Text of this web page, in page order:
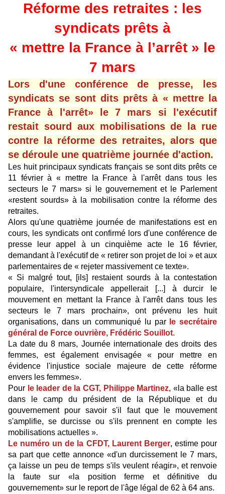
Réforme des retraites : les
syndicats prêts à
« mettre la France à l’arrêt » le
7 mars
Lors d'une conférence de presse, les
syndicats se sont dits prêts à « mettre la
France à l'arrêt» le 7 mars si l'exécutif
restait sourd aux mobilisations de la rue
contre la réforme des retraites, alors que
se déroule une quatrième journée d'action.
Les huit principaux syndicats français se sont dits prêts ce
11 février à « mettre la France à l'arrêt dans tous les
secteurs le 7 mars» si le gouvernement et le Parlement
«restent sourds» à la mobilisation contre la réforme des
retraites.
Alors qu'une quatrième journée de manifestations est en
cours, les syndicats ont confirmé lors d'une conférence de
presse leur appel à un cinquième acte le 16 février,
demandant à l'exécutif de « retirer son projet de loi » et aux
parlementaires de « rejeter massivement ce texte».
« Si malgré tout, [ils] restaient sourds à la contestation
populaire, l'intersyndicale appellerait [...] à durcir le
mouvement en mettant la France à l'arrêt dans tous les
secteurs le 7 mars prochain», ont prévenu les huit
organisations, dans un communiqué lu par le secrétaire
général de Force ouvrière, Frédéric Souillot.
La date du 8 mars, Journée internationale des droits des
femmes, est également envisagée « pour mettre en
évidence l'injustice sociale majeure de cette réforme
envers les femmes».
Pour le leader de la CGT, Philippe Martinez, «la balle est
dans le camp du président de la République et du
gouvernement pour savoir s'il faut que le mouvement
s'amplifie, se durcisse ou s'ils prennent en compte les
mobilisations actuelles ».
Le numéro un de la CFDT, Laurent Berger, estime pour
sa part que cette annonce «d'un durcissement le 7 mars,
ça laisse un peu de temps s'ils veulent réagir», et renvoie
la faute sur «la position ferme et définitive du
gouvernement» sur le report de l'âge légal de 62 à 64 ans.